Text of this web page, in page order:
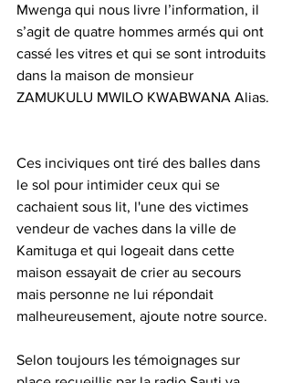
Mwenga qui nous livre l’information, il
s’agit de quatre hommes armés qui ont
cassé les vitres et qui se sont introduits
dans la maison de monsieur
ZAMUKULU MWILO KWABWANA Alias.
Ces inciviques ont tiré des balles dans
le sol pour intimider ceux qui se
cachaient sous lit, l'une des victimes
vendeur de vaches dans la ville de
Kamituga et qui logeait dans cette
maison essayait de crier au secours
mais personne ne lui répondait
malheureusement, ajoute notre source.
Selon toujours les témoignages sur